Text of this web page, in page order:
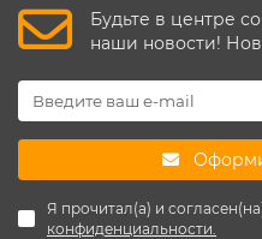
Будьте в центре
наши новости!
Я прочитал(а) и
конфиденциальности.